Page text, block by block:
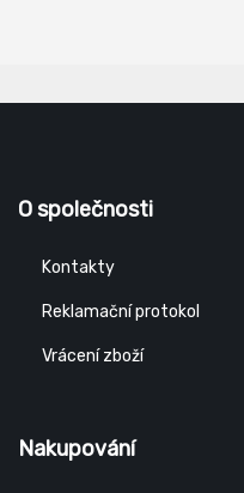
O společnosti
Kontakty
Reklamační protokol
Vrácení zboží
Nakupování